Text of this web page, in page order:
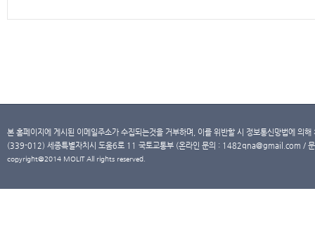
본 홈페이지에 게시된 이메일주소가 수집되는것을 거부하며, 이를 위반할 시 정보통신망법에 의
(339-012) 세종특별자치시 도움6로 11 국토교통부 (온라인 문의 : 1482qna@gmail.com /
copyright@2014 MOLIT All rights reserved.